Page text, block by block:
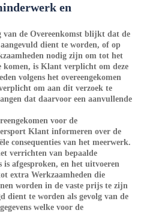
en
de Overeenkomst blijkt dat de
dient te worden, of op
nodig zijn om tot het
komen, is Klant verplicht om deze
volgens het overeengekomen
om aan dit verzoek te
dat daarvoor een aanvullende
voor de
Klant informeren over de
consequenties van het meerwerk.
verrichten van bepaalde
is afgesproken, en het uitvoeren
extra Werkzaamheden die
worden in de vaste prijs te zijn
dient te worden als gevolg van de
welke voor de